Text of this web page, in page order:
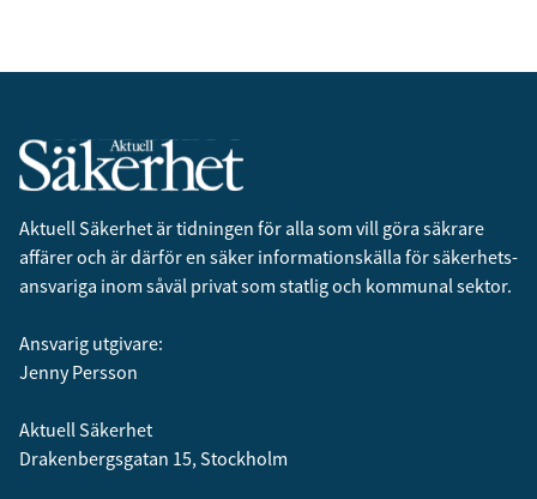
Aktuell Säkerhet är tidningen för alla som vill göra säkrare
affärer och är därför en säker informationskälla för säkerhets­
ansvariga inom såväl privat som statlig och kommunal sektor.
Ansvarig utgivare:
Jenny Persson
Aktuell Säkerhet
Drakenbergsgatan 15, Stockholm